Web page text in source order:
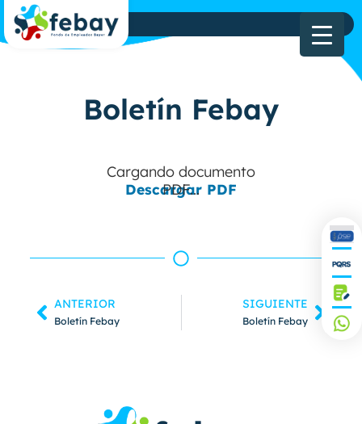
Boletín Febay
Descargar PDF
Cargando documento
PDF...
Prev
ANTERIOR
Boletín Febay
SIGUIENTE
Boletín Febay
Next